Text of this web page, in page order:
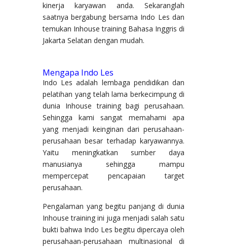
kinerja karyawan anda. Sekaranglah
saatnya bergabung bersama Indo Les dan
temukan Inhouse training Bahasa Inggris di
Jakarta Selatan dengan mudah.
Mengapa Indo Les
Indo Les adalah lembaga pendidikan dan
pelatihan yang telah lama berkecimpung di
dunia Inhouse training bagi perusahaan.
Sehingga kami sangat memahami apa
yang menjadi keinginan dari perusahaan-
perusahaan besar terhadap karyawannya.
Yaitu meningkatkan sumber daya
manusianya sehingga mampu
mempercepat pencapaian target
perusahaan.
Pengalaman yang begitu panjang di dunia
Inhouse training ini juga menjadi salah satu
bukti bahwa Indo Les begitu dipercaya oleh
perusahaan-perusahaan multinasional di